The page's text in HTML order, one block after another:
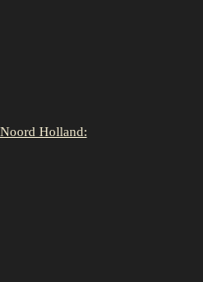
Holland: